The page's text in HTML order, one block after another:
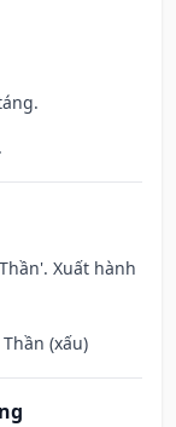
Xuất hành
(xấu)